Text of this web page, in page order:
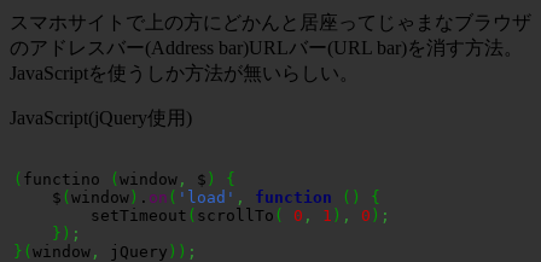
スマホサイトで上の方にどかんと居座ってじゃまなブラウザ
のアドレスバー(Address bar)URLバー(URL bar)を消す方法。
JavaScriptを使うしか方法が無いらしい。
JavaScript(jQuery使用)
( functino (window , $ )
{
    $
(window) . on ( 'load' , function ( )
{
        setTimeout
( scrollTo ( 0 , 1 ) , 0 ) ;
} ) ;
} (window , jQuery ) ) ;